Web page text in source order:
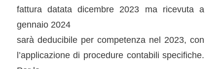
fattura datata dicembre 2023 ma ricevuta a
gennaio 2024
sarà deducibile per competenza nel 2023, con
l’applicazione di procedure contabili specifiche.